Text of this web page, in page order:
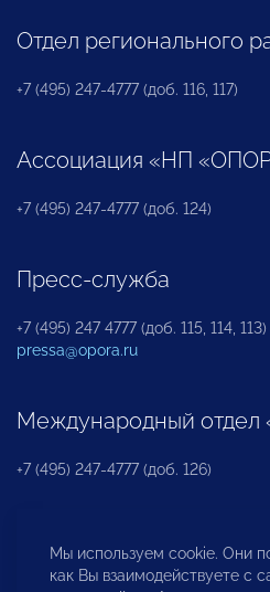
Отдел регионального
+7 (495) 247-4777 (доб. 116, 117)
Ассоциация «НП
+7 (495) 247-4777 (доб. 124)
Пресс-служба
+7 (495) 247 4777 (доб. 115, 114, 113)
pressa@opora.ru
Международный
+7 (495) 247-4777 (доб. 126)
Бюро по защите прав
инвесторов
Мы используем cookie. Они
как Вы взаимодействуете с